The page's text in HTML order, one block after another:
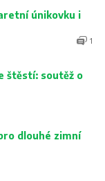
únikovku i
1
štěstí: soutěž o
dlouhé zimní